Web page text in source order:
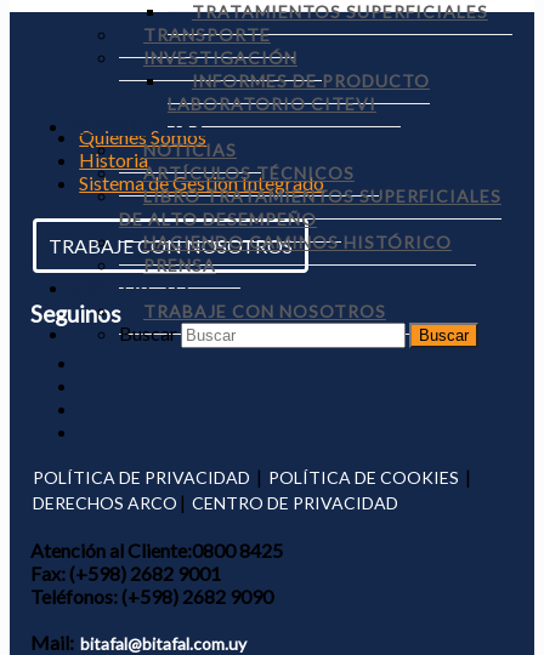
TRATAMIENTOS SUPERFICIALES
TRANSPORTE
INVESTIGACIÓN
INFORMES DE PRODUCTO
LABORATORIO CITEVI
NOVEDADES
NOTICIAS
ARTÍCULOS TÉCNICOS
LIBRO TRATAMIENTOS SUPERFICIALES
DE ALTO DESEMPEÑO
HACIENDO CAMINOS HISTÓRICO
PRENSA
CONTACTO
TRABAJE CON NOSOTROS
Buscar
Quienes Somos
Historia
Sistema de Gestión Integrado
TRABAJE CON NOSOTROS
Seguinos
POLÍTICA DE PRIVACIDAD | POLÍTICA DE COOKIES |
DERECHOS ARCO | CENTRO DE PRIVACIDAD
Atención al Cliente:0800 8425
Fax:(+598) 2682 9001
Teléfonos:(+598) 2682 9090
Mail: bitafal@bitafal.com.uy